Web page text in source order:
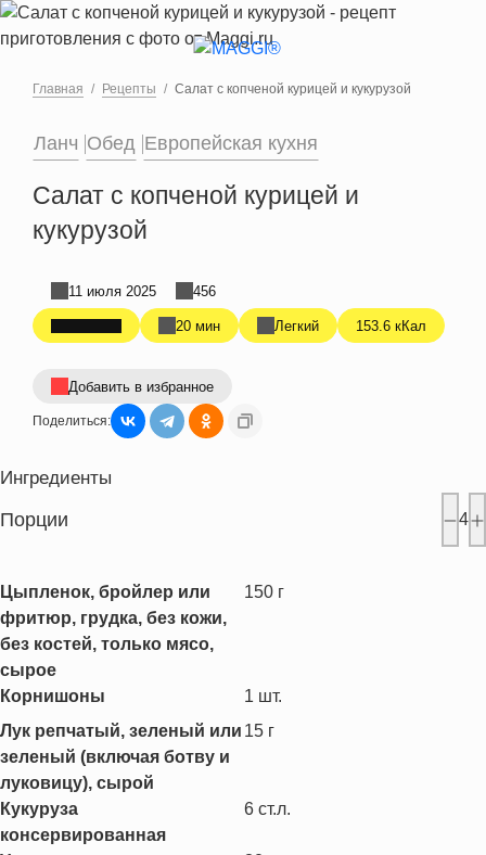
Перейти к основному содержанию
Главная Рецепты Салат с копченой курицей и кукурузой
Ланч Обед Европейская кухня
Салат с копченой курицей и
кукурузой
20 мин Легкий 153.6 кКал
11 июля 2025 456
Добавить в избранное
Поделиться:
Ингредиенты
Порции 4
Цыпленок, бройлер или
фритюр, грудка, без кожи,
без костей, только мясо,
сырое
150 г
Корнишоны 1 шт.
Лук репчатый, зеленый или
зеленый (включая ботву и
луковицу), сырой
15 г
Кукуруза
консервированная
6 ст.л.